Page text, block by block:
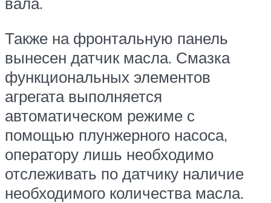
Также на фронтальную панель
вынесен датчик масла. Смазка
функциональных элементов
агрегата выполняется
автоматическом режиме с
помощью плунжерного насоса,
оператору лишь необходимо
отслеживать по датчику наличие
необходимого количества масла.